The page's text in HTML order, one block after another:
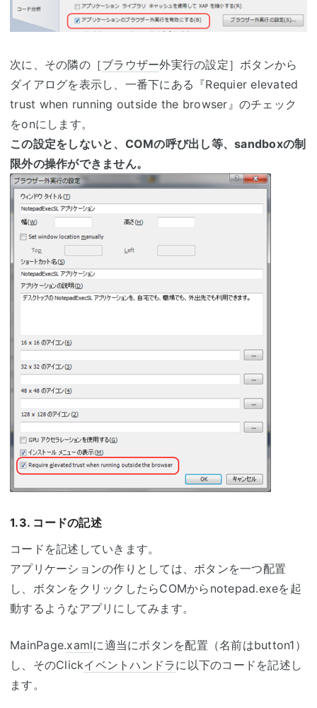
次に、その隣の［ブラウザー外実行の設定］ボタンから
ダイアログを表示し、一番下にある『Requier elevated
trust when running outside the browser』のチェック
をonにします。
この設定をしないと、COMの呼び出し等、sandboxの制
限外の操作ができません。
1.3. コードの記述
コードを記述していきます。
アプリケーションの作りとしては、ボタンを一つ配置
し、ボタンをクリックしたらCOMからnotepad.exeを起
動するようなアプリにしてみます。
MainPage.xamlに適当にボタンを配置（名前はbutton1）
し、そのClickイベントハンドラに以下のコードを記述し
ます。